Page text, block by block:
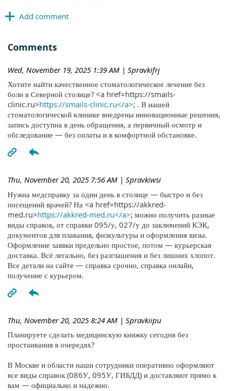
Comments
Wed, November 19, 2025 1:39 AM | Spravkifrj
Хотите найти качественное стоматологическое лечение без
боли в Северной столице? <a href=https://smails-
clinic.ru>https://smails-clinic.ru</a>; . В нашей
стоматологической клинике внедрены инновационные решения,
запись доступна в день обращения, а первичный осмотр и
обследование — без оплаты и в комфортной обстановке.
Thu, November 20, 2025 7:56 AM | Spravkiwsi
Нужна медсправку за один день в столице — быстро и без
посещений врачей? На <a href=https://akkred-
med.ru>https://akkred-med.ru</a>; можно получить разные
виды справок, от справки 095/у, 027/у до заключений КЭК,
документов для плавания, физкультуры и оформления визы.
Оформление заявки предельно простое, потом — курьерская
доставка. Всё легально, без разглашения и без лишних хлопот.
Все детали на сайте — справка срочно, справка онлайн,
получение с курьером.
Thu, November 20, 2025 8:24 AM | Spravkiipu
Планируете сделать медицинскую книжку сегодня без
простаивания в очередях?
В Москве и области наши сотрудники оперативно оформляют
все виды справок (086У, 095У, ГИБДД) и доставляют прямо к
вам — официально и надежно.